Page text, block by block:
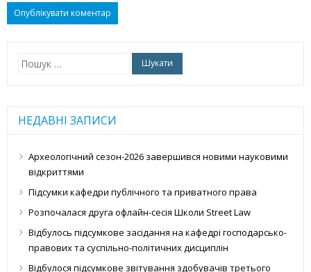
Пошук:
НЕДАВНІ ЗАПИСИ
Археологічний сезон-2026 завершився новими науковими
відкриттями
Підсумки кафедри публічного та приватного права
Розпочалася друга офлайн-сесія Школи Street Law
Відбулось підсумкове засідання на кафедрі господарсько-
правових та суспільно-політичних дисциплін
Відбулося підсумкове звітування здобувачів третього